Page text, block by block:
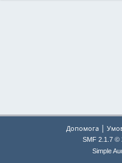
Допомога |
SMF 2.1.7 ©
Simple